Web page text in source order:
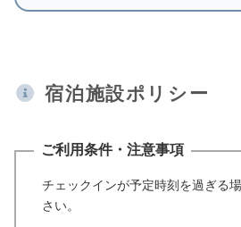
宿泊施設ポリシー
ご利用条件・注意事項
チェックインが予定時刻を過ぎる
さい。